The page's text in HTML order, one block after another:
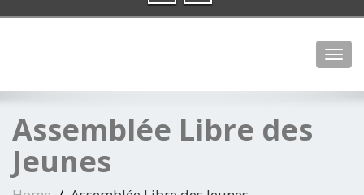
Assemblée Libre des
Jeunes